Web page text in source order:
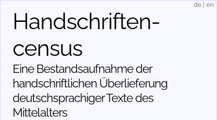
Handschriften­
census
Eine Bestandsaufnahme der
handschriftlichen Über­lieferung
deutschsprachiger Texte des
Mittelalters
de en